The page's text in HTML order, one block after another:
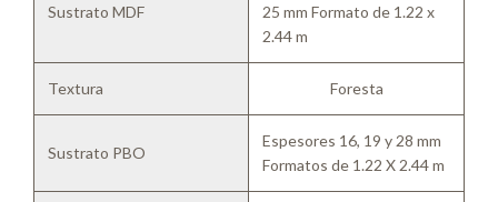
Sustrato MDF
25 mm Formato de 1.22 x
2.44 m
Textura Foresta
Sustrato PBO
Espesores 16, 19 y 28 mm
Formatos de 1.22 X 2.44 m